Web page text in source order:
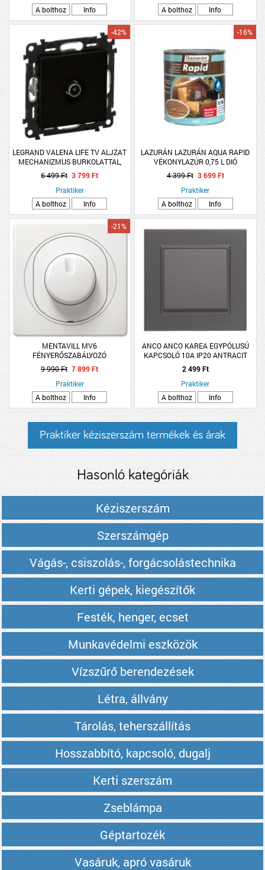
A bolthoz
Info
A bolthoz
Info
LEGRAND VALENA LIFE TV ALJZAT
MECHANIZMUS BURKOLATTAL,
CSILLAGPONTOS, 1,5dB, FEKETE
-42%
6 499 Ft 3 799 Ft
Praktiker
A bolthoz
Info
LAZURÁN LAZURÁN AQUA RAPID
VÉKONYLAZÚR 0,75 L DIÓ
-16%
4 399 Ft 3 699 Ft
Praktiker
A bolthoz
Info
MENTAVILL MV6
FÉNYERŐSZABÁLYOZÓ
-21%
9 990 Ft 7 899 Ft
Praktiker
A bolthoz
Info
ANCO ANCO KAREA EGYPÓLUSÚ
KAPCSOLÓ 10A IP20 ANTRACIT
2 499 Ft
Praktiker
A bolthoz
Info
Praktiker kéziszerszám termékek és árak
Hasonló kategóriák
Kéziszerszám
Szerszámgép
Vágás-, csiszolás-, forgácsolástechnika
Kerti gépek, kiegészítők
Festék, henger, ecset
Munkavédelmi eszközök
Vízszűrő berendezések
Létra, állvány
Tárolás, teherszállítás
Hosszabbító, kapcsoló, dugalj
Kerti szerszám
Zseblámpa
Géptartozék
Vasáruk, apró vasáruk